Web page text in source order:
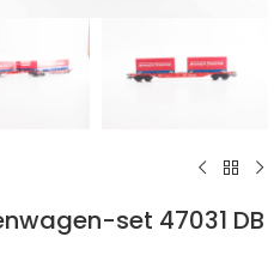
set 47031 DB